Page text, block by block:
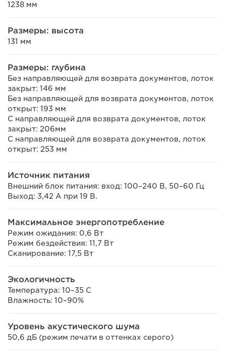
1238 мм
Размеры: высота
131 мм
Размеры: глубина
Без направляющей для возврата документов, лоток
закрыт: 146 мм
Без направляющей для возврата документов, лоток
открыт: 193 мм
С направляющей для возврата документов, лоток
закрыт: 206мм
С направляющей для возврата документов, лоток
открыт: 253 мм
Источник питания
Внешний блок питания: вход: 100–240 В, 50–60 Гц
Выход: 3,42 А при 19 В.
Максимальное энергопотребление
Режим ожидания: 0,6 Вт
Режим бездействия: 11,7 Вт
Сканирование: 17,5 Вт
Экологичность
Температура: 10–35 C
Влажность: 10–90%
Уровень акустического шума
50,6 дБ (режим печати в оттенках серого)